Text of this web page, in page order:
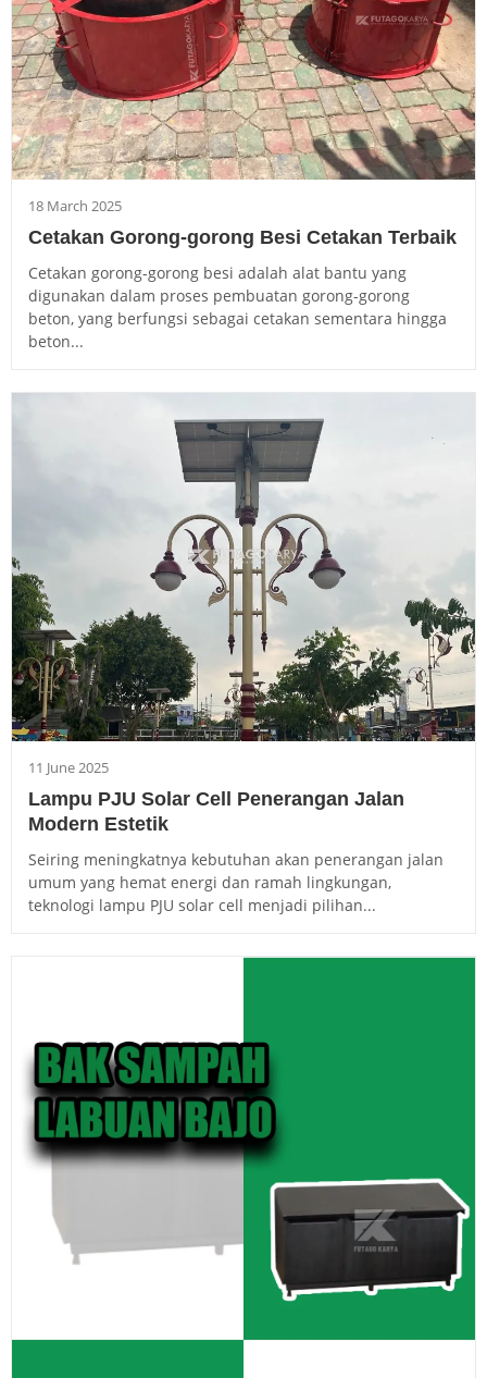
18 March 2025
Cetakan Gorong-gorong Besi Cetakan Terbaik
Cetakan gorong-gorong besi adalah alat bantu yang
digunakan dalam proses pembuatan gorong-gorong
beton, yang berfungsi sebagai cetakan sementara hingga
beton...
11 June 2025
Lampu PJU Solar Cell Penerangan Jalan
Modern Estetik
Seiring meningkatnya kebutuhan akan penerangan jalan
umum yang hemat energi dan ramah lingkungan,
teknologi lampu PJU solar cell menjadi pilihan...